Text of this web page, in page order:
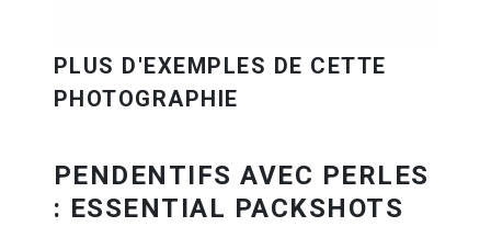
PENDENTIFS AVEC PERLES
: ESSENTIAL PACKSHOTS